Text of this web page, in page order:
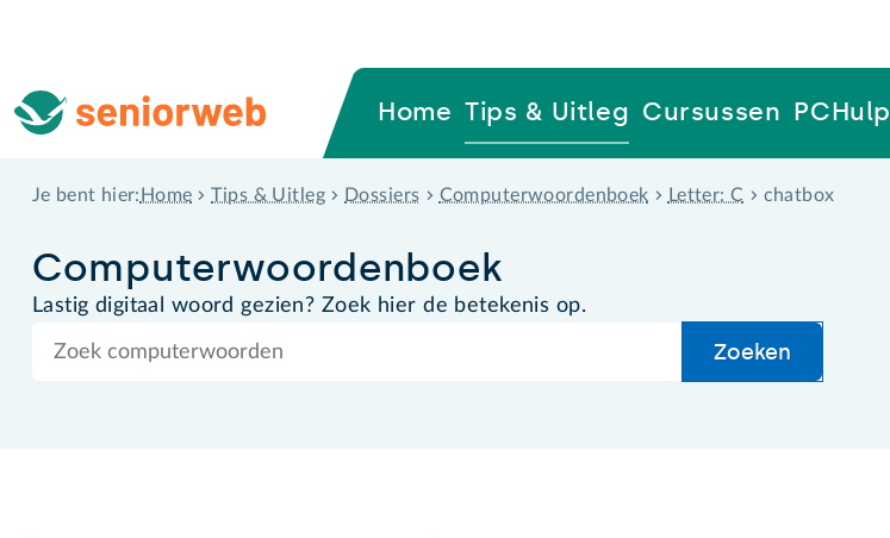
Home Tips & Uitleg Cursussen PCHulp
Je bent hier: Home Tips & Uitleg Dossiers Computerwoordenboek Letter: C chatbox
Computer­woordenboek
Lastig digitaal woord gezien? Zoek hier de betekenis op.
Zoeken